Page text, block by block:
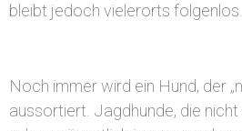
bleibt jedoch vielerorts folgenlos.
Noch immer wird ein Hund, der
aussortiert. Jagdhunde, die